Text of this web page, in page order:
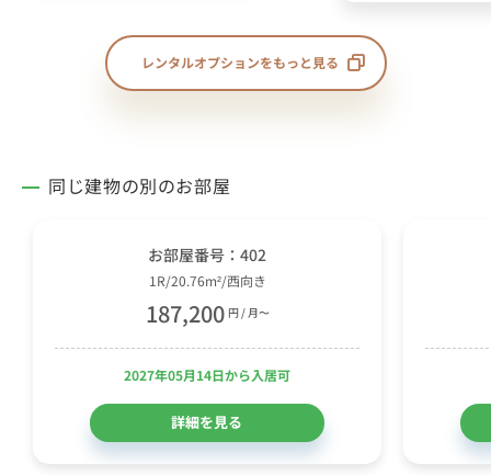
レンタルオプションをもっと見る
同じ建物の別のお部屋
お部屋番号：402
1R/20.76m²/西向き
187,200 円 / 月〜
2027年05月14日から入居可
詳細を見る